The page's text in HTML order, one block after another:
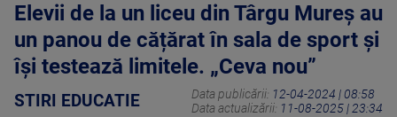
Elevii de la un liceu din Târgu Mureș au
un panou de cățărat în sala de sport și
își testează limitele. „Ceva nou”
STIRI EDUCATIE Data publicării: 12-04-2024 | 08:58
Data actualizării: 11-08-2025 | 23:34